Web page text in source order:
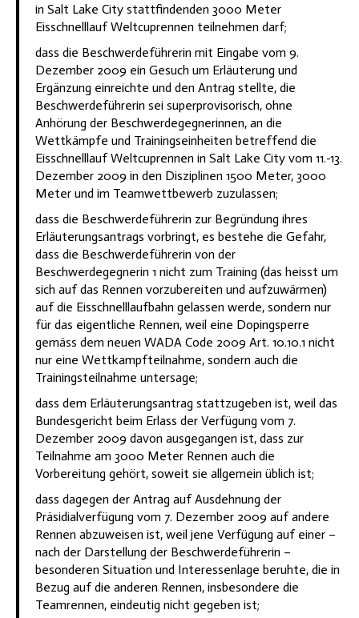
in Salt Lake City stattfindenden 3000 Meter
Eisschnelllauf Weltcuprennen teilnehmen darf;
dass die Beschwerdeführerin mit Eingabe vom 9.
Dezember 2009 ein Gesuch um Erläuterung und
Ergänzung einreichte und den Antrag stellte, die
Beschwerdeführerin sei superprovisorisch, ohne
Anhörung der Beschwerdegegnerinnen, an die
Wettkämpfe und Trainingseinheiten betreffend die
Eisschnelllauf Weltcuprennen in Salt Lake City vom 11.-13.
Dezember 2009 in den Disziplinen 1500 Meter, 3000
Meter und im Teamwettbewerb zuzulassen;
dass die Beschwerdeführerin zur Begründung ihres
Erläuterungsantrags vorbringt, es bestehe die Gefahr,
dass die Beschwerdeführerin von der
Beschwerdegegnerin 1 nicht zum Training (das heisst um
sich auf das Rennen vorzubereiten und aufzuwärmen)
auf die Eisschnelllaufbahn gelassen werde, sondern nur
für das eigentliche Rennen, weil eine Dopingsperre
gemäss dem neuen WADA Code 2009 Art. 10.10.1 nicht
nur eine Wettkampfteilnahme, sondern auch die
Trainingsteilnahme untersage;
dass dem Erläuterungsantrag stattzugeben ist, weil das
Bundesgericht beim Erlass der Verfügung vom 7.
Dezember 2009 davon ausgegangen ist, dass zur
Teilnahme am 3000 Meter Rennen auch die
Vorbereitung gehört, soweit sie allgemein üblich ist;
dass dagegen der Antrag auf Ausdehnung der
Präsidialverfügung vom 7. Dezember 2009 auf andere
Rennen abzuweisen ist, weil jene Verfügung auf einer –
nach der Darstellung der Beschwerdeführerin –
besonderen Situation und Interessenlage beruhte, die in
Bezug auf die anderen Rennen, insbesondere die
Teamrennen, eindeutig nicht gegeben ist;